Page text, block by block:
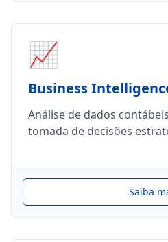
📈
Business
Análise de dados
tomada de decisões
Saiba